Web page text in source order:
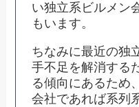
い独立系ビルメン
もいます。
ちなみに最近の独
手不足を解消する
る傾向にあるため
会社であれば系列